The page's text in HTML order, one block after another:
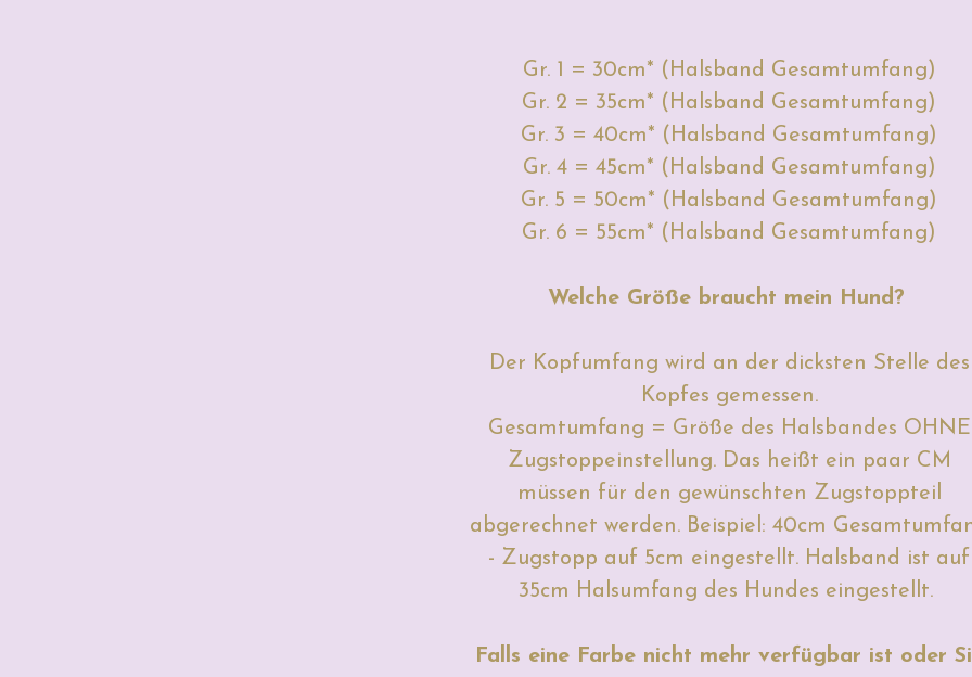
Gr. 1 = 30cm* (Halsband Gesamtumfang)
Gr. 2 = 35cm* (Halsband Gesamtumfang)
Gr. 3 = 40cm* (Halsband Gesamtumfang)
Gr. 4 = 45cm* (Halsband Gesamtumfang)
Gr. 5 = 50cm* (Halsband Gesamtumfang)
Gr. 6 = 55cm* (Halsband Gesamtumfang)
Welche Größe braucht mein Hund?
Der Kopfumfang wird an der dicksten Stelle des
Kopfes gemessen.
Gesamtumfang = Größe des Halsbandes OHNE
Zugstoppeinstellung. Das heißt ein paar CM
müssen für den gewünschten Zugstoppteil
abgerechnet werden. Beispiel: 40cm
- Zugstopp auf 5cm eingestellt. Halsband ist auf
35cm Halsumfang des Hundes eingestellt.
Falls eine Farbe nicht mehr verfügbar ist oder